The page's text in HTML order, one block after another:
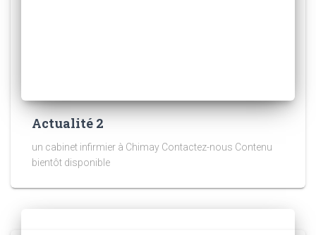
Actualité 2
un cabinet infirmier à Chimay Contactez-nous Contenu
bientôt disponible